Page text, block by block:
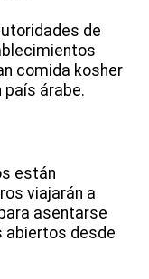
de
comida kosher
país árabe.
están
viajarán a
asentarse
abiertos desde